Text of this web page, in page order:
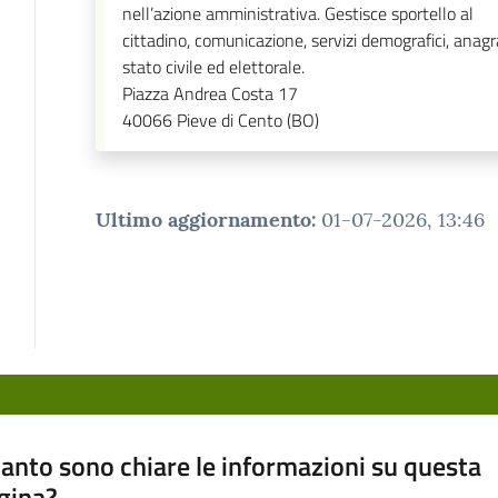
nell’azione amministrativa. Gestisce sportello al
cittadino, comunicazione, servizi demografici,
stato civile ed elettorale.
Piazza Andrea Costa 17
40066 Pieve di Cento (BO)
Ultimo aggiornamento: 01-07-2026, 13:46
sono chiare le informazioni su questa